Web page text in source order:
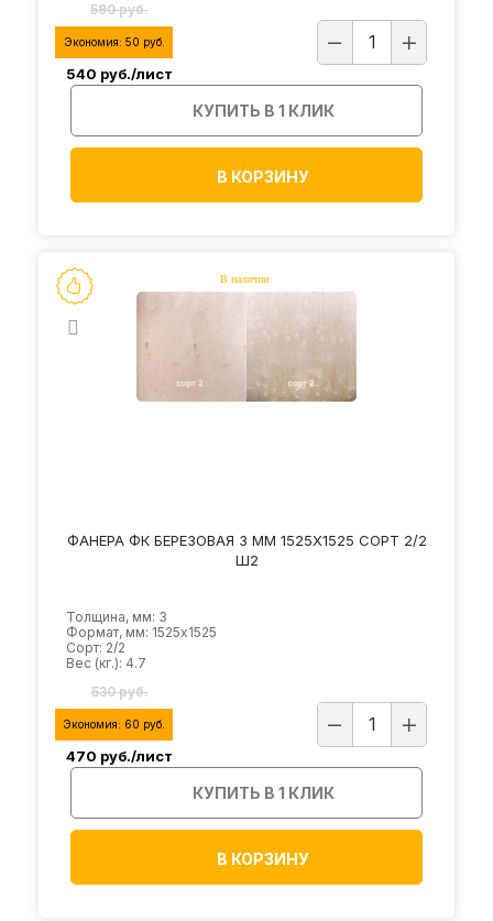
590 руб.
Экономия: 50 руб.
540 руб./лист
КУПИТЬ В 1 КЛИК
В КОРЗИНУ
ФАНЕРА ФК БЕРЕЗОВАЯ 3 ММ 1525Х1525 СОРТ 2/2
Ш2
Толщина, мм: 3
Формат, мм: 1525х1525
Сорт: 2/2
Вес (кг.): 4.7
530 руб.
Экономия: 60 руб.
470 руб./лист
КУПИТЬ В 1 КЛИК
В КОРЗИНУ